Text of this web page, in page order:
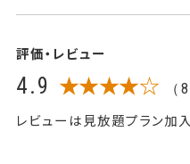
評価・レビュー
4.9 ★★★★☆
レビューは見放題プラン加